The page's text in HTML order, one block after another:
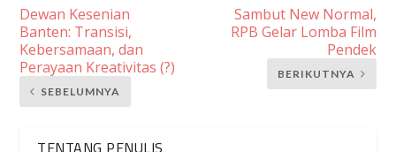
Dewan Kesenian
Banten: Transisi,
Kebersamaan, dan
Perayaan Kreativitas (?)
SEBELUMNYA
Sambut New Normal,
RPB Gelar Lomba Film
Pendek
BERIKUTNYA